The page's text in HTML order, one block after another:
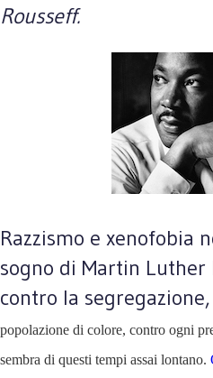
Rousseff.
Razzismo e xenofobia
sogno di Martin
contro la segregazione,
popolazione di colore, contro ogni
sembra di questi tempi assai lontano.